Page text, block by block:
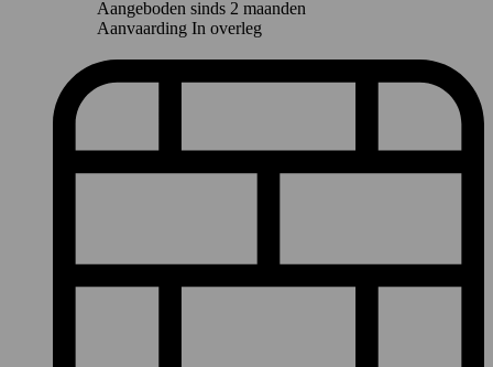
Aangeboden sinds 2 maanden
Aanvaarding In overleg